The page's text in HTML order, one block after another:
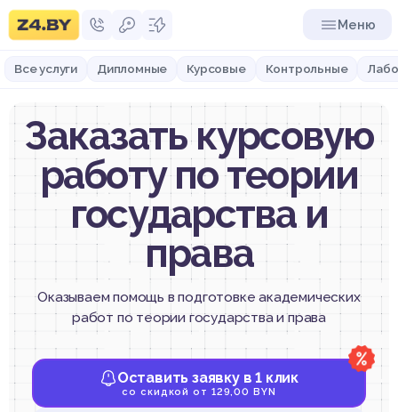
Меню
Все услуги Дипломные Курсовые Контрольные
Заказать курсовую
работу по теории
государства и
права
Оказываем помощь в подготовке академических
работ по теории государства и права
Оставить заявку в 1 клик
со скидкой от 129,00 BYN